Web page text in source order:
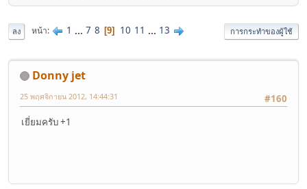
ลง หน้า 1 ... 7 8 9 10 11 ... 13 การกระทำของผู้ใช้
Donny jet
#160
25 พฤศจิกายน 2012, 14:44:31
เยี่ยมครับ +1